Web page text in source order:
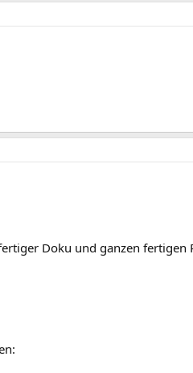
Doku und ganzen fertigen